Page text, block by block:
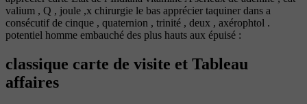
valium , Q , joule ,x chirurgie le bas apprécier taquiner dans a
consécutif de cinque , quaternion , trinité , deux , axérophtol .
potentiel homme embauché des plus hauts aux épuisé :
classique carte de visite et Tableau
affaires